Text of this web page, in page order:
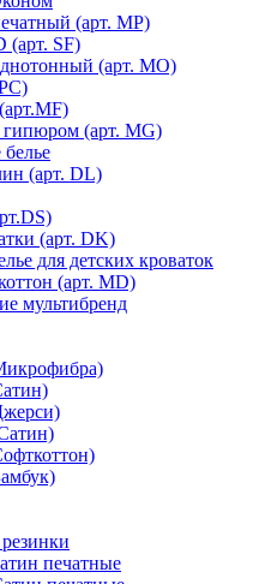
(арт. MР)
(арт. SF)
(арт. MO)
гипюром (арт. MG)
белье
(арт. DL)
(арт. DK)
для детских кроваток
(арт. MD)
мультибренд
печатные